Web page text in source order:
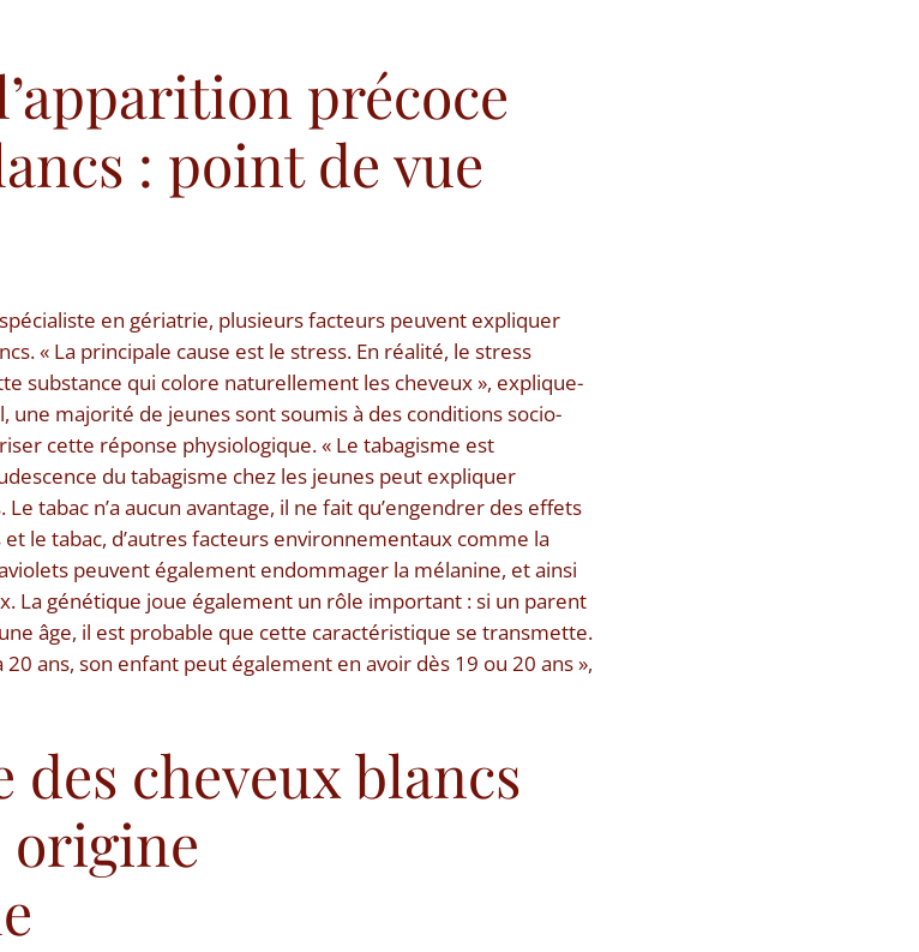
précoce
: point de vue
en gériatrie, plusieurs facteurs peuvent expliquer
« La principale cause est le stress. En réalité, le stress
substance qui colore naturellement les cheveux », explique-
une majorité de jeunes sont soumis à des conditions socio-
cette réponse physiologique. « Le tabagisme est
du tabagisme chez les jeunes peut expliquer
tabac n’a aucun avantage, il ne fait qu’engendrer des effets
le tabac, d’autres facteurs environnementaux comme la
peuvent également endommager la mélanine, et ainsi
La génétique joue également un rôle important : si un parent
âge, il est probable que cette caractéristique se transmette.
ans, son enfant peut également en avoir dès 19 ou 20 ans »,
des cheveux blancs
origine